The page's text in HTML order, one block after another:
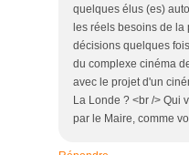
quelques élus (es)
les réels besoins de
décisions quelques
du complexe cinéma
avec le projet d'un
La Londe ? <br /> Qui
par le Maire, comme